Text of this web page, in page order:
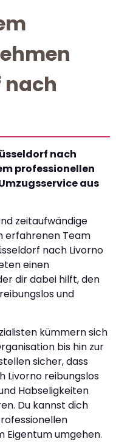
nach
nach
professionellen
aus
zeitaufwändige
erfahrenen Team
nach Livorno
einen
dir dabei hilft, den
und
kümmern sich
bis hin zur
sicher, dass
Livorno reibungslos
Habseligkeiten
Du kannst dich
Eigentum umgehen.